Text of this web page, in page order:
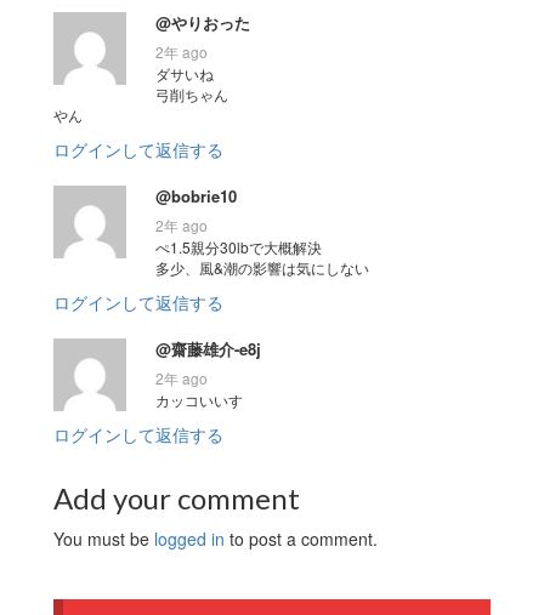
@やりおった
2年 ago
ダサいね
弓削ちゃん
やん
ログインして返信する
@bobrie10
2年 ago
ぺ1.5親分30lbで大概解決
多少、風&潮の影響は気にしない
ログインして返信する
@齋藤雄介-e8j
2年 ago
カッコいいす
ログインして返信する
Add your comment
You must be logged in to post a comment.